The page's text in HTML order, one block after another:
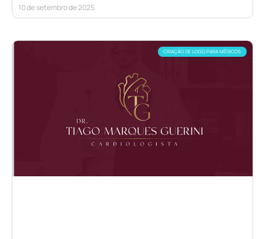
10 de setembro de 2025
CRIAÇÃO DE LOGO PARA MÉDICOS